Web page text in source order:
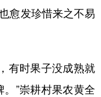
愈发珍惜来之不易
时果子没成熟就
”崇耕村果农黄全